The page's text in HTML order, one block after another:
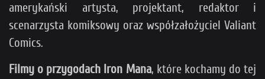
amerykański artysta, projektant, redaktor i
scenarzysta komiksowy oraz współzałożyciel Valiant
Comics.
Filmy o przygodach Iron Mana, które kochamy do tej